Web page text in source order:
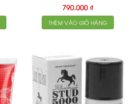
790.000 ₫
THÊM VÀO GIỎ HÀNG